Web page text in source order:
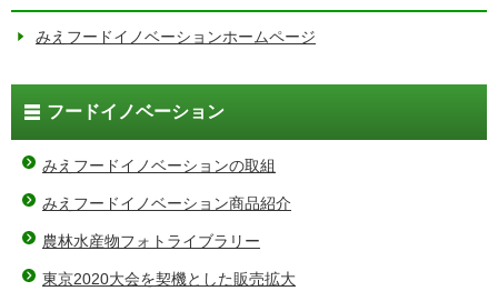
みえフードイノベーションホームページ
フードイノベーション
みえフードイノベーションの取組
みえフードイノベーション商品紹介
農林水産物フォトライブラリー
東京2020大会を契機とした販売拡大